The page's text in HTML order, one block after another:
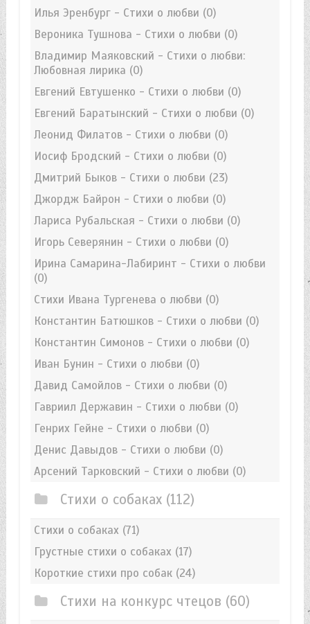
Илья Эренбург - Стихи о любви (0)
Вероника Тушнова - Стихи о любви (0)
Владимир Маяковский - Стихи о любви:
Любовная лирика (0)
Евгений Евтушенко - Стихи о любви (0)
Евгений Баратынский - Стихи о любви (0)
Леонид Филатов - Стихи о любви (0)
Иосиф Бродский - Стихи о любви (0)
Дмитрий Быков - Стихи о любви (23)
Джордж Байрон - Стихи о любви (0)
Лариса Рубальская - Стихи о любви (0)
Игорь Северянин - Стихи о любви (0)
Ирина Самарина-Лабиринт - Стихи о любви
(0)
Стихи Ивана Тургенева о любви (0)
Константин Батюшков - Стихи о любви (0)
Константин Симонов - Стихи о любви (0)
Иван Бунин - Стихи о любви (0)
Давид Самойлов - Стихи о любви (0)
Гавриил Державин - Стихи о любви (0)
Генрих Гейне - Стихи о любви (0)
Денис Давыдов - Стихи о любви (0)
Арсений Тарковский - Стихи о любви (0)
Стихи о собаках(112)
Стихи о собаках (71)
Грустные стихи о собаках (17)
Короткие стихи про собак(24)
Стихи на конкурс чтецов (60)